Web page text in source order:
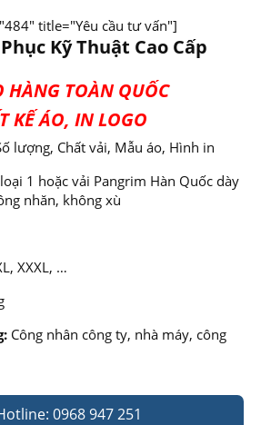
title="Yêu cầu tư vấn"]
Kỹ Thuật Cao Cấp
HÀNG TOÀN QUỐC
KẾ ÁO, IN LOGO
lượng, Chất vải, Mẫu áo, Hình in
1 hoặc vải Pangrim Hàn Quốc dày
nhăn, không xù
XXXL, …
Công nhân công ty, nhà máy, công
0968 947 251